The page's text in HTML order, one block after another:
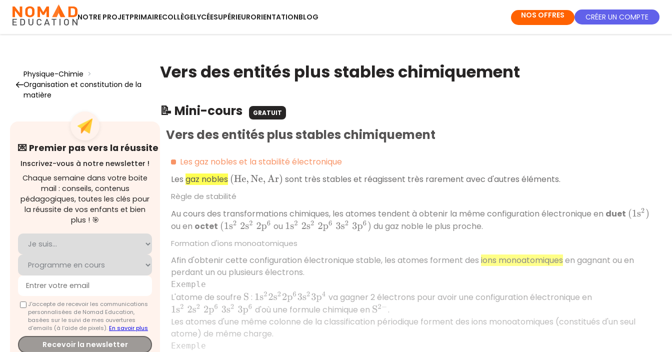
NOTRE PROJETPRIMAIRECOLLÈGELYCÉESUPÉRIEURORIENTATIONBLOG NOS OFFRES CRÉER UN COMPTE
Physique-Chimie >
Organisation et constitution de la
matière
💌 Premier pas vers la réussite
Inscrivez-vous à notre newsletter !
Chaque semaine dans votre boite
mail : conseils, contenus
pédagogiques, toutes les clés pour
la réussite de vos enfants et bien
plus ! 🎯
J'accepte de recevoir les communications
personnalisées de Nomad Education,
basées sur le suivi de mes ouvertures
d'emails (à l’aide de pixels).En savoir plus
Recevoir la newsletter
Vers des entités plus stables chimiquement
📝 Mini-cours GRATUIT
Vers des entités plus stables chimiquement
Les gaz nobles et la stabilité électronique
Les gaz nobles (He,Ne,Ar ) sont très stables et réagissent très rarement avec d'autres éléments.
Règle de stabilité
Au cours des transformations chimiques, les atomes tendent à obtenir la même configuration électronique en duet (1s2)
ou en octet (1s22s22 p6 ou 1s2 2s22 p63 s23 p6) du gaz noble le plus proche.
Formation d'ions monoatomiques
Afin d'obtenir cette configuration électronique stable, les atomes forment des ions monoatomiques en gagnant ou en
perdant un ou plusieurs électrons.
Exemple
L'atome de soufre S : 1s22s22p63s23p4
va gagner 2 électrons pour avoir une configuration électronique en
1s2 2s2 2 p63 s23 p6 d'où une formule chimique en S2−
.
Les atomes d'une même colonne de la classification périodique forment des ions monoatomiques (constitués d'un seul
atome) de même charge.
Exemple